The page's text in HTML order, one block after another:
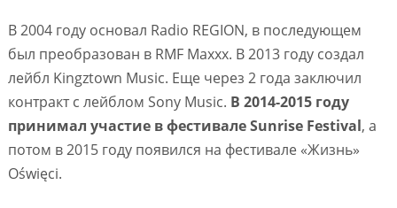
В 2004 году основал Radio REGION, в последующем
был преобразован в RMF Maxxx. В 2013 году создал
лейбл Kingztown Music. Еще через 2 года заключил
контракт с лейблом Sony Music. В 2014-2015 году
принимал участие в фестивале Sunrise Festival, а
потом в 2015 году появился на фестивале «Жизнь»
Oświęci.